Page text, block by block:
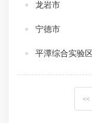
龙岩市
宁德市
平潭综合实验区
<<